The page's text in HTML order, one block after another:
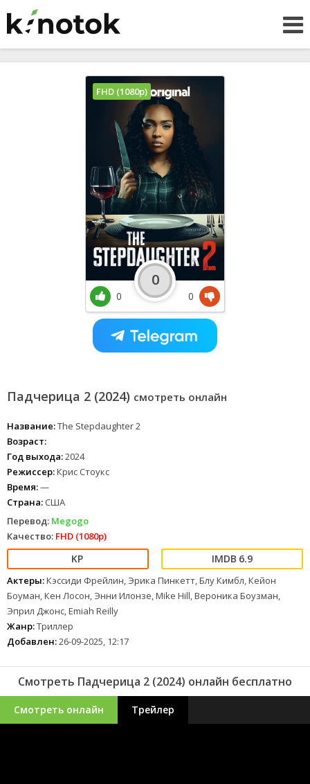
Падчерица 2 (2024) смотреть онлайн
Название:The Stepdaughter 2
Возраст:
Год выхода:2024
Режиссер:Крис Стоукс
Время:—
Страна: США
Перевод: Megogo
Качество: FHD (1080p)
6.9
Актеры:Кэссиди Фрейлин, Эрика Пинкетт, Блу Кимбл, Кейон
Боуман, Кен Лосон, Энни Илонзе, Mike Hill, Вероника Боузман,
Эприл Джонс, Emiah Reilly
Жанр:Триллер
Добавлен:26-09-2025, 12:17
FHD (1080p)
0
0
0
Смотреть Падчерица 2 (2024) онлайн бесплатно
Смотреть онлайн Трейлер